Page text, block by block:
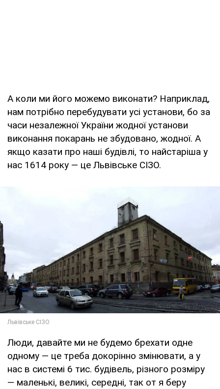
А коли ми його можемо виконати? Наприклад,
нам потрібно перебудувати усі установи, бо за
часи незалежної України жодної установи
виконання покарань не збудовано, жодної. А
якщо казати про наші будівлі, то найстаріша у
нас 1614 року — це Львівське СІЗО.
Люди, давайте ми не будемо брехати одне
одному — це треба докорінно змінювати, а у
нас в системі 6 тис. будівель, різного розміру
— маленькі, великі, середні, так от я беру